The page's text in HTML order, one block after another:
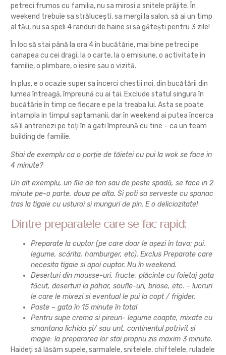
petreci frumos cu familia, nu sa mirosi a snitele prăjite. În
weekend trebuie sa strălucești, sa mergi la salon, să ai un timp
al tău, nu sa speli 4 randuri de haine si sa gătești pentru 3 zile!
În loc să stai până la ora 4 în bucătărie, mai bine petreci pe
canapea cu cei dragi, la o carte, la o emisiune, o activitate in
familie, o plimbare, o iesire sau o vizită.
In plus, e o ocazie super sa încerci chestii noi, din bucătării din
lumea întreagă, împreună cu ai tai. Exclude statul singura în
bucătărie în timp ce fiecare e pe la treaba lui. Asta se poate
intampla in timpul saptamanii, dar în weekend ai putea încerca
să îi antrenezi pe toți în a gati împreună cu tine – ca un team
building de familie.
Stiai de exemplu ca o porție de tăietei cu pui la wok se face in
4 minute?
Un alt exemplu, un file de ton sau de peste spadă, se face in 2
minute pe-o parte, doua pe alta. Si poti sa serveste cu spanac
tras la tigaie cu usturoi si munguri de pin. E o deliciozitate!
Dintre preparatele care se fac rapid:
Preparate la cuptor (pe care doar le așezi în tava: pui,
legume, scărita, hamburger, etc). Exclus Preparate care
necesita tigaie si apoi cuptor. Nu în weekend.
Deserturi din mousse-uri, fructe, plăcinte cu foietaj gata
făcut, deserturi la pahar, soufle-uri, briose, etc. – lucruri
le care le mixezi si eventual le pui la copt / frigider.
Paste – gata în 15 minute în total
Pentru supe crema si pireuri- legume coapte, mixate cu
smantana lichida și/ sau unt, continentul potrivit si
magie: la prepararea lor stai propriu zis maxim 3 minute.
Haideți să lăsăm supele, sarmalele, snitelele, chiftelele, ruladele